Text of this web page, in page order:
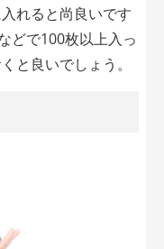
れると尚良いです
どで100枚以上入っ
と良いでしょう。